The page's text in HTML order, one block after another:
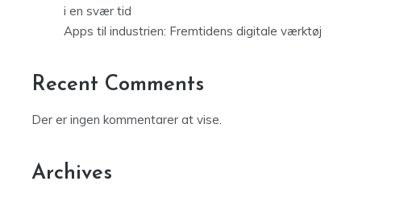
i en svær tid
Apps til industrien: Fremtidens digitale værktøj
Recent Comments
Der er ingen kommentarer at vise.
Archives